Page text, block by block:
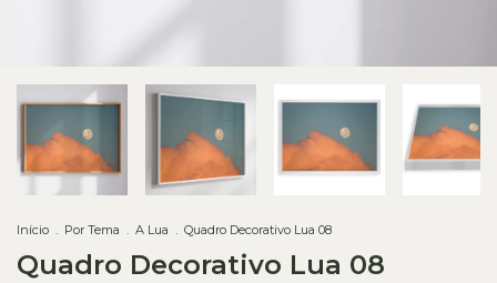
Início . Por Tema . A Lua . Quadro Decorativo Lua 08
Quadro Decorativo Lua 08